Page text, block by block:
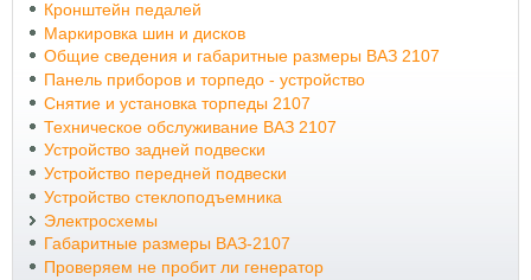
Кронштейн педалей
Маркировка шин и дисков
Общие сведения и габаритные размеры ВАЗ 2107
Панель приборов и торпедо - устройство
Снятие и установка торпеды 2107
Техническое обслуживание ВАЗ 2107
Устройство задней подвески
Устройство передней подвески
Устройство стеклоподъемника
Электросхемы
Габаритные размеры ВАЗ-2107
Проверяем не пробит ли генератор